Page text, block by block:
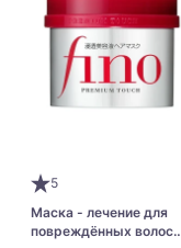
5
Маска - лечение для
повреждённых волос